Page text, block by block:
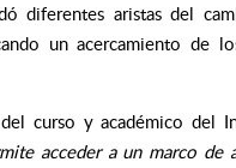
diferentes aristas del
un acercamiento de
curso y académico del
acceder a un marco